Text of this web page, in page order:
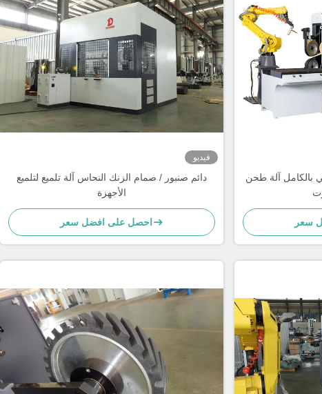
فيديو
دائم صنبور / صمام الزنك النحاس آلة تلميع لتلميع
الأجهزة
احصل على افضل سعر
بالكامل آلة طحن
سعر